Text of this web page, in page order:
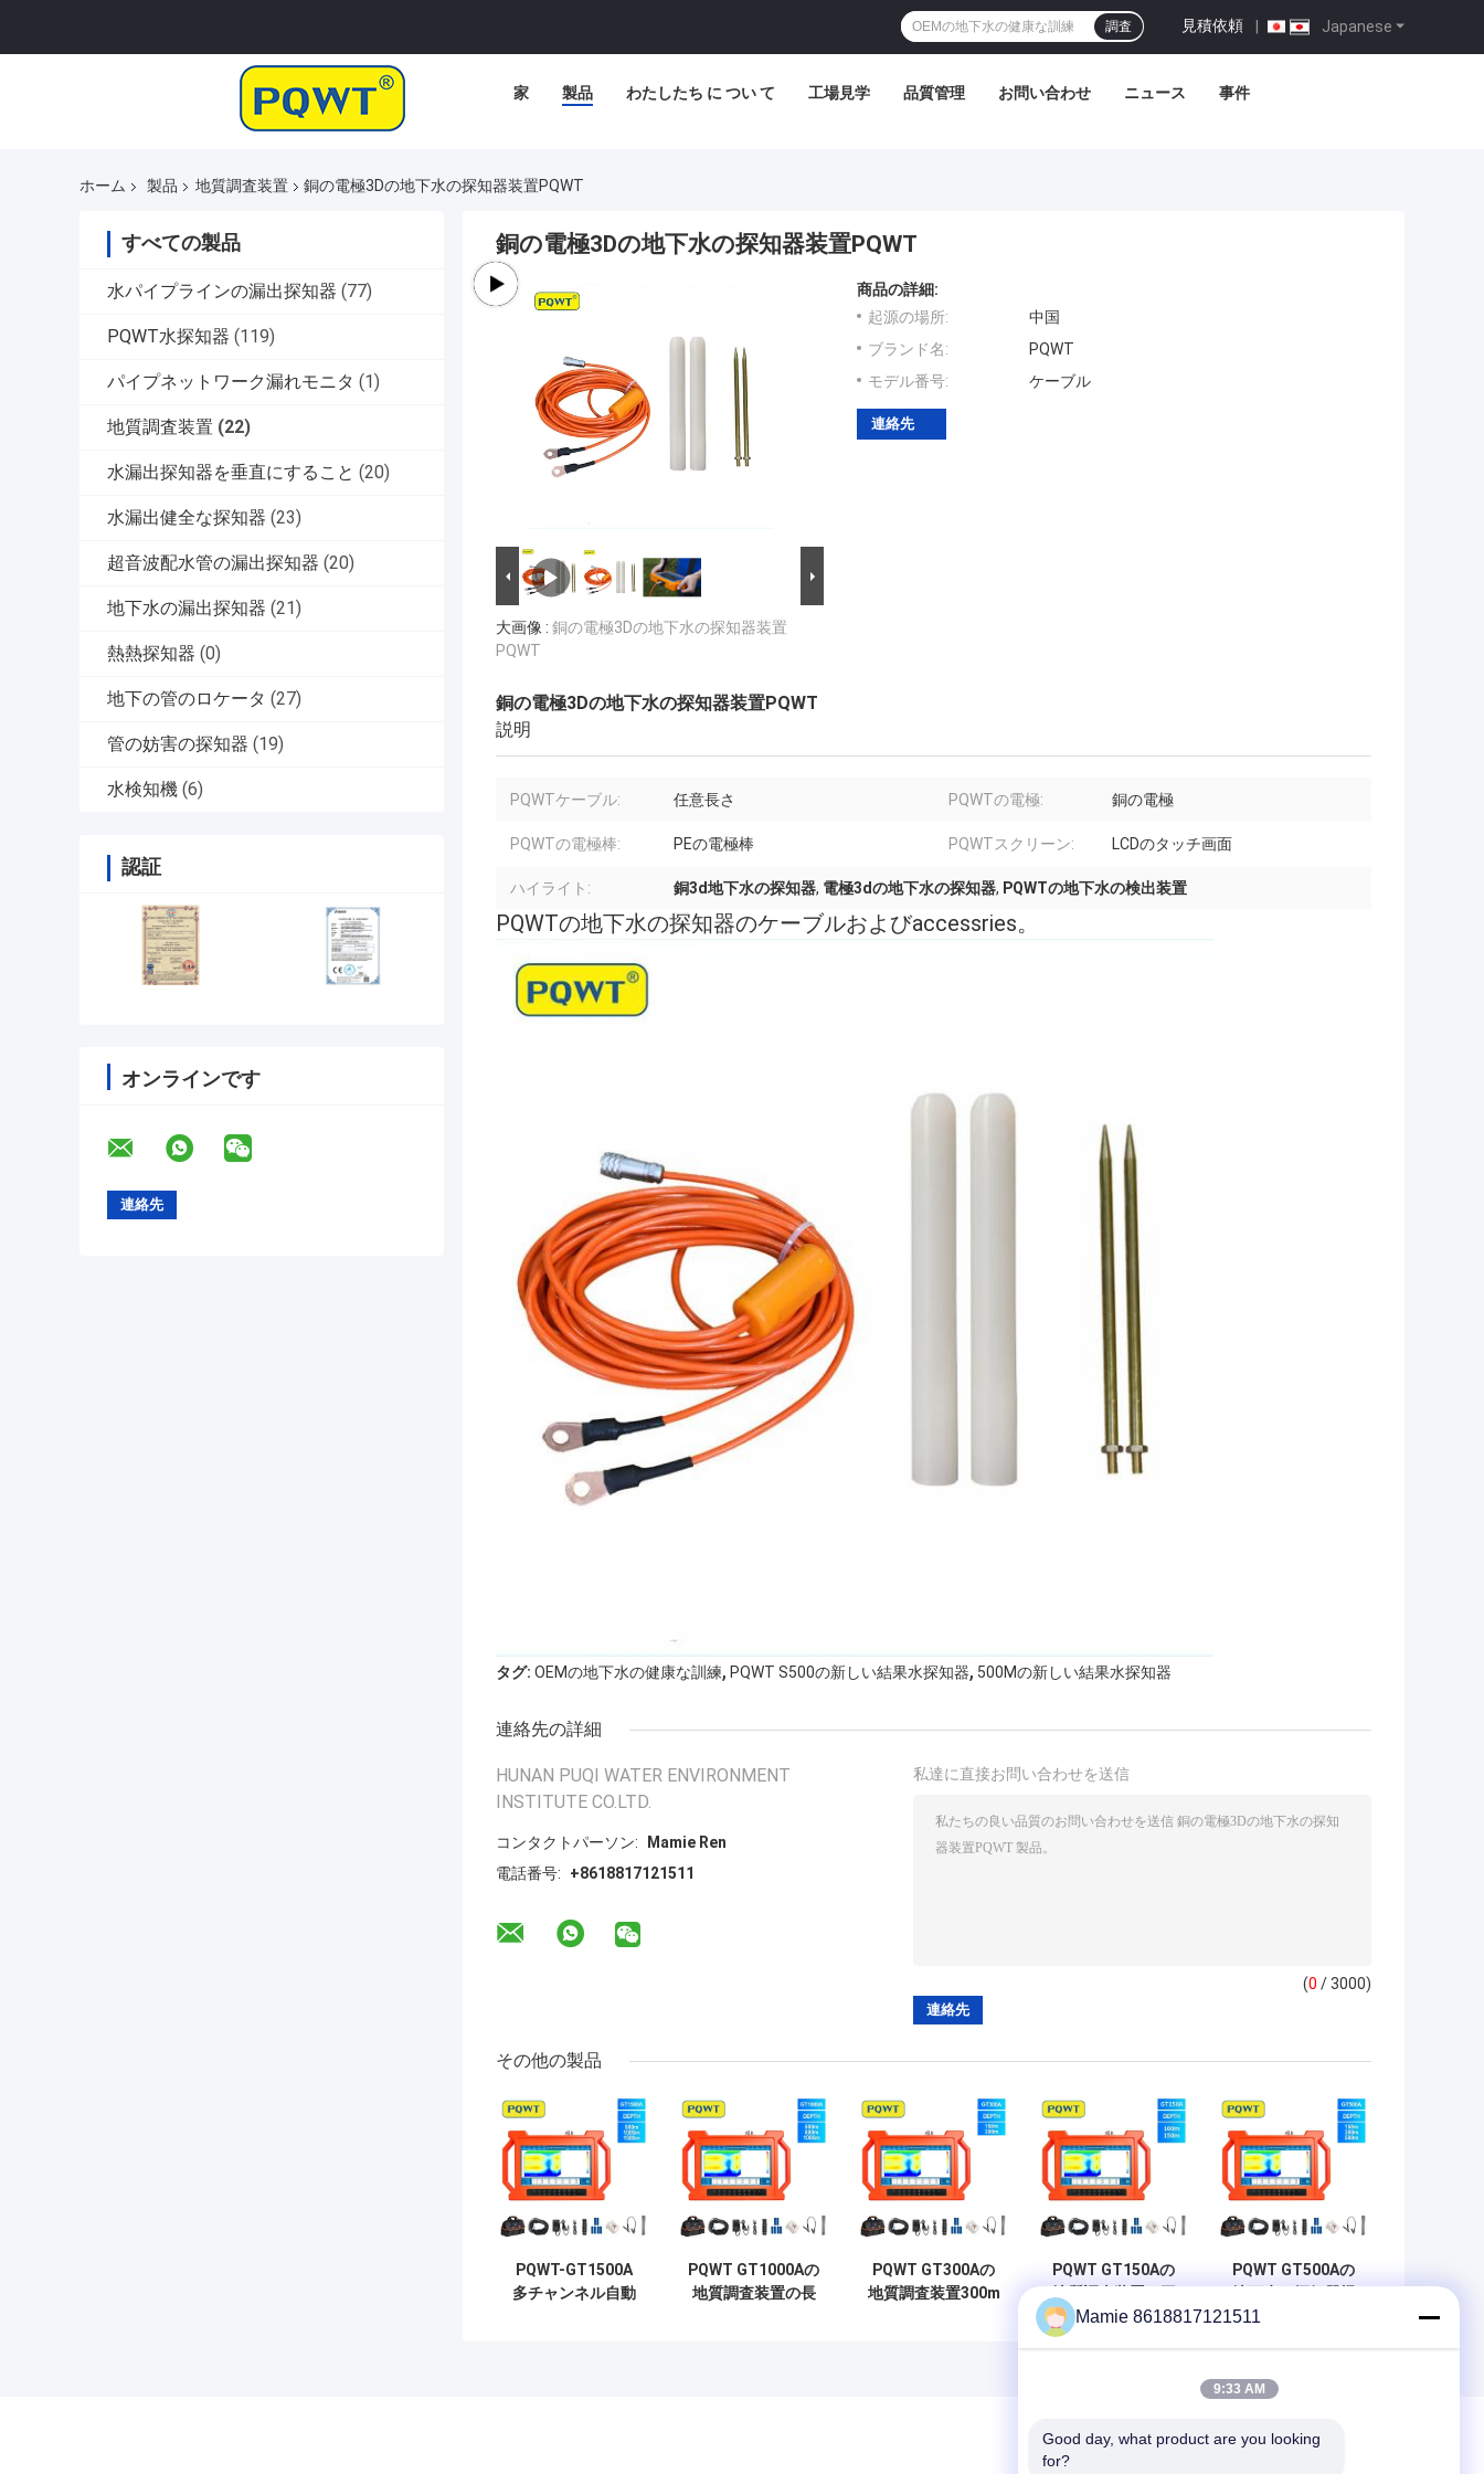
Japanese
見積依頼 |
調査
家 製品 わたしたち に つい て 工場見学 品質管理 お問い合わせ ニュース 事件
ホーム 製品 地質調査装置 銅の電極3Dの地下水の探知器装置PQWT
すべての製品
水パイプラインの漏出探知器 (77)
PQWT水探知器 (119)
パイプネットワーク漏れモニタ (1)
地質調査装置 (22)
水漏出探知器を垂直にすること (20)
水漏出健全な探知器 (23)
超音波配水管の漏出探知器 (20)
地下水の漏出探知器 (21)
熱熱探知器 (0)
地下の管のロケータ (27)
管の妨害の探知器 (19)
水検知機 (6)
認証
オンラインです
銅の電極3Dの地下水の探知器装置PQWT
大画像 : 銅の電極3Dの地下水の探知器装置
PQWT
商品の詳細:
起源の場所:
中国
ブランド名:
PQWT
モデル番号:
ケーブル
連絡先
銅の電極3Dの地下水の探知器装置PQWT
説明
PQWTケーブル: 任意長さ PQWTの電極: 銅の電極
PQWTの電極棒: PEの電極棒 PQWTスクリーン: LCDのタッチ画面
ハイライト: 銅3d地下水の探知器, 電極3dの地下水の探知器, PQWTの地下水の検出装置
PQWTの地下水の探知器のケーブルおよびaccessries。
タグ: OEMの地下水の健康な訓練, PQWT S500の新しい結果水探知器, 500Mの新しい結果水探知器
連絡先の詳細
HUNAN PUQI WATER ENVIRONMENT
INSTITUTE CO.LTD.
コンタクトパーソン:
Mamie Ren
電話番号:
+8618817121511
私達に直接お問い合わせを送信
(0 / 3000)
その他の製品
PQWT-GT1500A
多チャンネル自動
PQWT GT1000Aの
地質調査装置の長
PQWT GT300Aの
地質調査装置300m
PQWT GT150Aの
地質調査装置の再
充電可能な地下水
のファインダー
PQWT GT500Aの
械500m自動地下水
Mamie 8618817121511
9:33 AM
Good day, what product are you looking
for?